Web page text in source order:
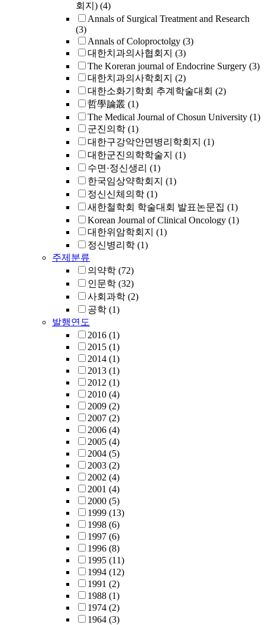
회지) (4)
Annals of Surgical Treatment and Research
(3)
Annals of Coloproctolgy (3)
대한치과의사협회지 (3)
The Koreran journal of Endocrine Surgery (3)
대한치과의사학회지 (2)
대한소화기학회 추계학술대회 (2)
哲學論叢 (1)
The Medical Journal of Chosun University (1)
군진의학 (1)
대한구강악안면병리학회지 (1)
대한군진의학학술지 (1)
수면·정신생리 (1)
한국임상약학회지 (1)
정신신체의학 (1)
새한철학회 학술대회 발표논문집 (1)
Korean Journal of Clinical Oncology (1)
대한위암학회지 (1)
정신병리학 (1)
주제분류
의약학 (72)
인문학 (32)
사회과학 (2)
공학 (1)
발행연도
2016 (1)
2015 (1)
2014 (1)
2013 (1)
2012 (1)
2010 (4)
2009 (2)
2007 (2)
2006 (4)
2005 (4)
2004 (5)
2003 (2)
2002 (4)
2001 (4)
2000 (5)
1999 (13)
1998 (6)
1997 (6)
1996 (8)
1995 (11)
1994 (12)
1991 (2)
1988 (1)
1974 (2)
1964 (3)